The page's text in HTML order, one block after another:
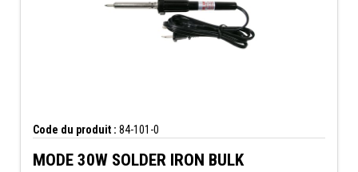
Code du produit : 84-101-0
MODE 30W SOLDER IRON BULK